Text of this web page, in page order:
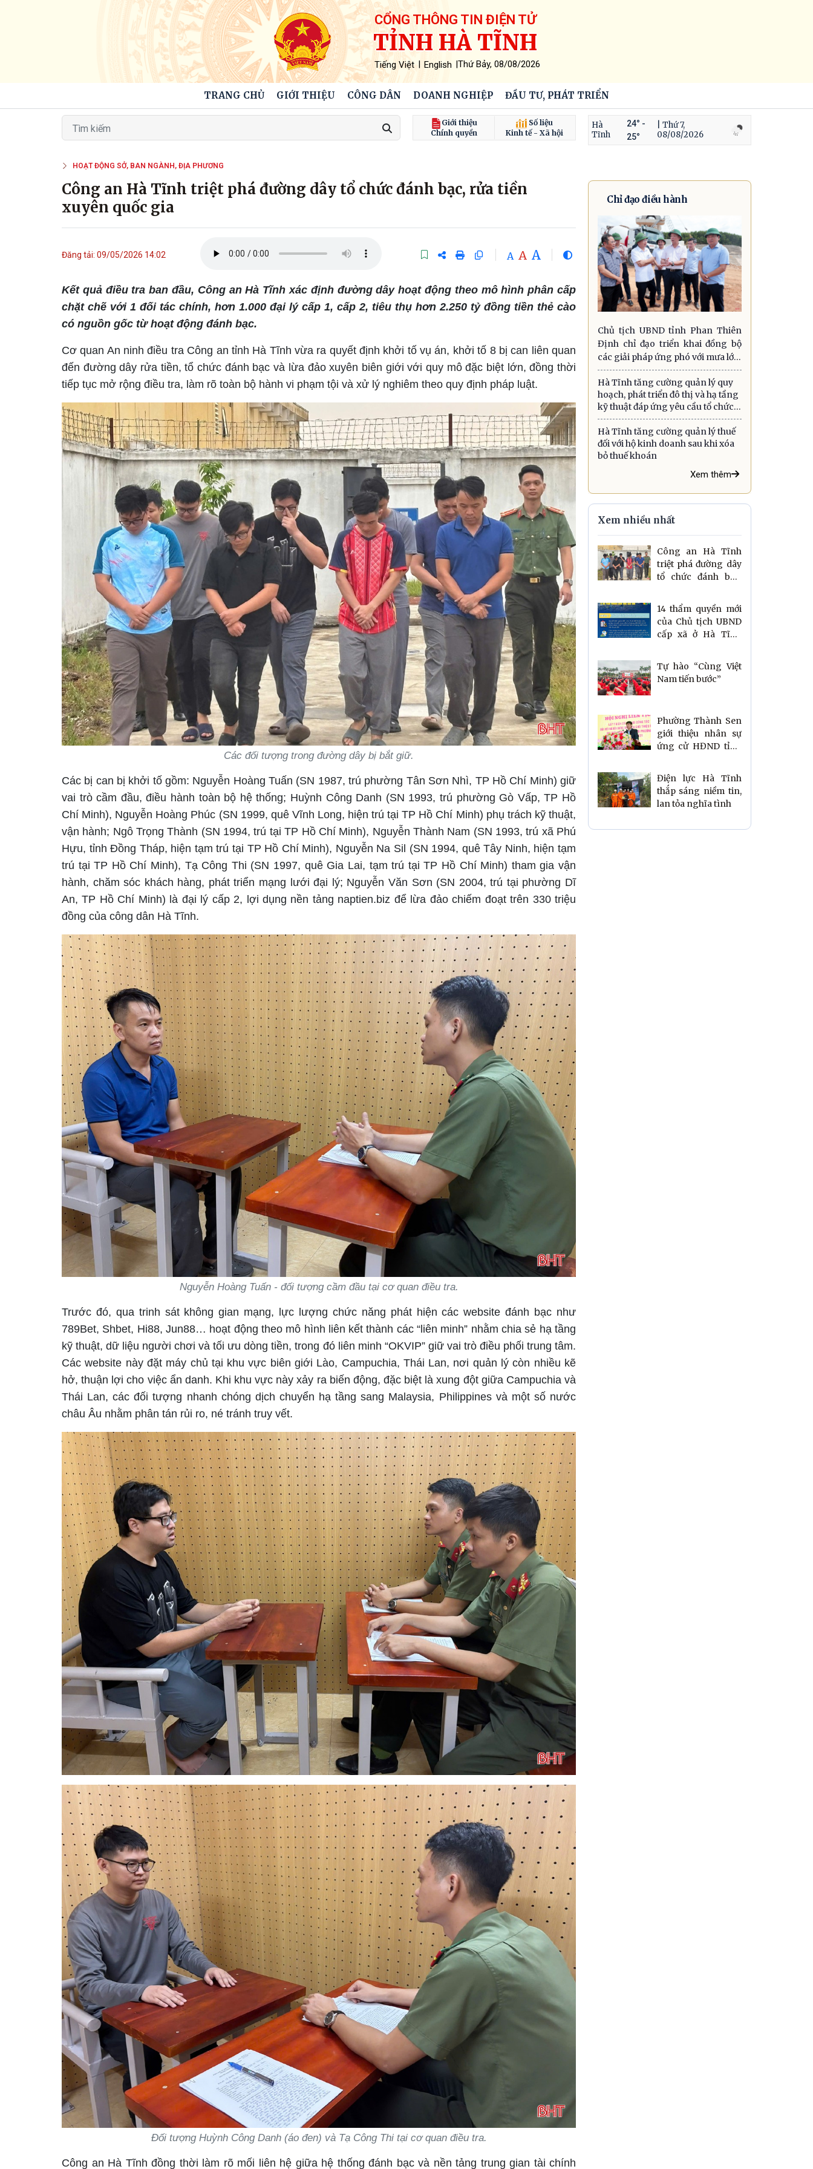
CỔNG THÔNG TIN ĐIỆN TỬ
TỈNH HÀ TĨNH
Tiếng Việt | English |Thứ Bảy, 08/08/2026
TRANG CHỦ GIỚI THIỆU CÔNG DÂN DOANH NGHIỆP ĐẦU TƯ, PHÁT TRIỂN
Giới thiệu
Chính quyền
Số liệu
Kinh tế - Xã hội
Hà
Tĩnh
24° -
25°
| Thứ 7,
08/08/2026
HOẠT ĐỘNG SỞ, BAN NGÀNH, ĐỊA PHƯƠNG
Công an Hà Tĩnh triệt phá đường dây tổ chức đánh bạc, rửa tiền
xuyên quốc gia
Đăng tải: 09/05/2026 14:02 A A A
Kết quả điều tra ban đầu, Công an Hà Tĩnh xác định đường dây hoạt động theo mô hình phân cấp
chặt chẽ với 1 đối tác chính, hơn 1.000 đại lý cấp 1, cấp 2, tiêu thụ hơn 2.250 tỷ đồng tiền thẻ cào
có nguồn gốc từ hoạt động đánh bạc.
Cơ quan An ninh điều tra Công an tỉnh Hà Tĩnh vừa ra quyết định khởi tố vụ án, khởi tố 8 bị can liên quan
đến đường dây rửa tiền, tổ chức đánh bạc và lừa đảo xuyên biên giới với quy mô đặc biệt lớn, đồng thời
tiếp tục mở rộng điều tra, làm rõ toàn bộ hành vi phạm tội và xử lý nghiêm theo quy định pháp luật.
Các đối tượng trong đường dây bị bắt giữ.
Các bị can bị khởi tố gồm: Nguyễn Hoàng Tuấn (SN 1987, trú phường Tân Sơn Nhì, TP Hồ Chí Minh) giữ
vai trò cầm đầu, điều hành toàn bộ hệ thống; Huỳnh Công Danh (SN 1993, trú phường Gò Vấp, TP Hồ
Chí Minh), Nguyễn Hoàng Phúc (SN 1999, quê Vĩnh Long, hiện trú tại TP Hồ Chí Minh) phụ trách kỹ thuật,
vận hành; Ngô Trọng Thành (SN 1994, trú tại TP Hồ Chí Minh), Nguyễn Thành Nam (SN 1993, trú xã Phú
Hựu, tỉnh Đồng Tháp, hiện tạm trú tại TP Hồ Chí Minh), Nguyễn Na Sil (SN 1994, quê Tây Ninh, hiện tạm
trú tại TP Hồ Chí Minh), Tạ Công Thi (SN 1997, quê Gia Lai, tạm trú tại TP Hồ Chí Minh) tham gia vận
hành, chăm sóc khách hàng, phát triển mạng lưới đại lý; Nguyễn Văn Sơn (SN 2004, trú tại phường Dĩ
An, TP Hồ Chí Minh) là đại lý cấp 2, lợi dụng nền tảng naptien.biz để lừa đảo chiếm đoạt trên 330 triệu
đồng của công dân Hà Tĩnh.
Nguyễn Hoàng Tuấn - đối tượng cầm đầu tại cơ quan điều tra.
Trước đó, qua trinh sát không gian mạng, lực lượng chức năng phát hiện các website đánh bạc như
789Bet, Shbet, Hi88, Jun88… hoạt động theo mô hình liên kết thành các “liên minh” nhằm chia sẻ hạ tầng
kỹ thuật, dữ liệu người chơi và tối ưu dòng tiền, trong đó liên minh “OKVIP” giữ vai trò điều phối trung tâm.
Các website này đặt máy chủ tại khu vực biên giới Lào, Campuchia, Thái Lan, nơi quản lý còn nhiều kẽ
hở, thuận lợi cho việc ẩn danh. Khi khu vực này xảy ra biến động, đặc biệt là xung đột giữa Campuchia và
Thái Lan, các đối tượng nhanh chóng dịch chuyển hạ tầng sang Malaysia, Philippines và một số nước
châu Âu nhằm phân tán rủi ro, né tránh truy vết.
Đối tượng Huỳnh Công Danh (áo đen) và Tạ Công Thi tại cơ quan điều tra.
Công an Hà Tĩnh đồng thời làm rõ mối liên hệ giữa hệ thống đánh bạc và nền tảng trung gian tài chính
Chỉ đạo điều hành
Chủ tịch UBND tỉnh Phan Thiên
Định chỉ đạo triển khai đồng bộ
các giải pháp ứng phó với mưa lớn,
lũ quét, sạt lở đất và gió mạnh trên
biển
Hà Tĩnh tăng cường quản lý quy
hoạch, phát triển đô thị và hạ tầng
kỹ thuật đáp ứng yêu cầu tổ chức
chính quyền địa phương hai cấp
Hà Tĩnh tăng cường quản lý thuế
đối với hộ kinh doanh sau khi xóa
bỏ thuế khoán
Xem thêm
Xem nhiều nhất
Công an Hà Tĩnh
triệt phá đường dây
tổ chức đánh bạc,
14 thẩm quyền mới
của Chủ tịch UBND
cấp xã ở Hà Tĩnh
Tự hào “Cùng Việt
Nam tiến bước”
Phường Thành Sen
giới thiệu nhân sự
ứng cử HĐND tỉnh
nhiệm kỳ 2026–
2031
Điện lực Hà Tĩnh
thắp sáng niềm tin,
lan tỏa nghĩa tình